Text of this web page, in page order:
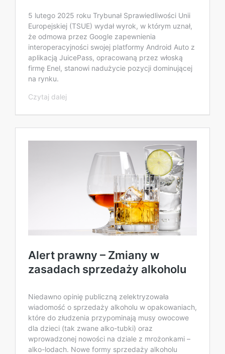
5 lutego 2025 roku Trybunał Sprawiedliwości Unii
Europejskiej (TSUE) wydał wyrok, w którym uznał,
że odmowa przez Google zapewnienia
interoperacyjności swojej platformy Android Auto z
aplikacją JuicePass, opracowaną przez włoską
firmę Enel, stanowi nadużycie pozycji dominującej
na rynku.
Czytaj dalej
Alert prawny – Zmiany w
zasadach sprzedaży alkoholu
Niedawno opinię publiczną zelektryzowała
wiadomość o sprzedaży alkoholu w opakowaniach,
które do złudzenia przypominają musy owocowe
dla dzieci (tak zwane alko-tubki) oraz
wprowadzonej nowości na dziale z mrożonkami –
alko-lodach. Nowe formy sprzedaży alkoholu